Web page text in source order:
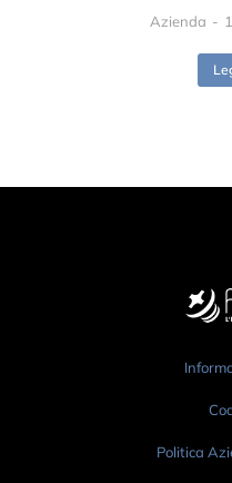
Azienda
Politica